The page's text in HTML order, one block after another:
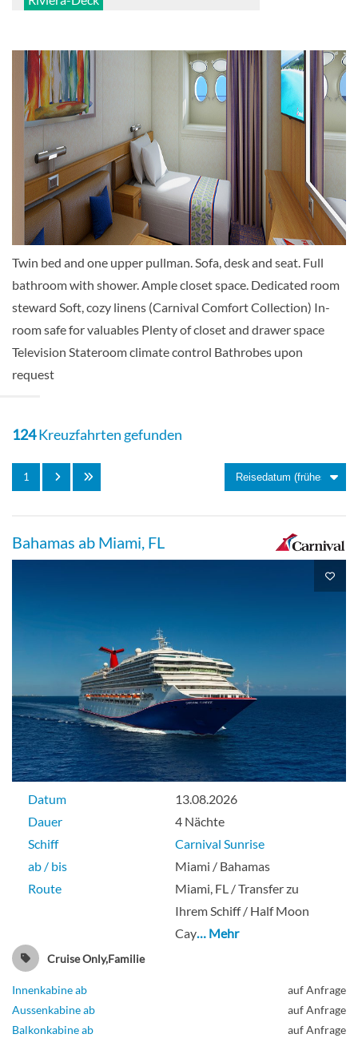
Innenkabine-[4B]
Hauptdeck
Innenkabine
Innenkabine-[4C]
Innenkabine-[4D]
Innenkabine
Innenkabine-[4E]
Empress-Deck
Innenkabine
Innenkabine-[4F]
Empress-Deck
Lido-Deck
Twin bed and one upper pullman. Sofa, desk and seat. Full
bathroom with shower. Ample closet space. Dedicated room
steward Soft, cozy linens (Carnival Comfort Collection) In-
room safe for valuables Plenty of closet and drawer space
Television Stateroom climate control Bathrobes upon
request
124Kreuzfahrten gefunden
1
Bahamas ab Miami, FL
Datum
13.08.2026
Dauer
4 Nächte
Schiff
Carnival Sunrise
ab / bis
Miami / Bahamas
Route
Miami, FL / Transfer zu
Ihrem Schiff / Half Moon
Cay… Mehr
Cruise Only,Familie
Innenkabine ab
auf Anfrage
Aussenkabine ab
auf Anfrage
Balkonkabine ab
auf Anfrage